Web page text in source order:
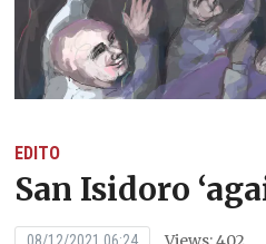
EDITO
San Isidoro